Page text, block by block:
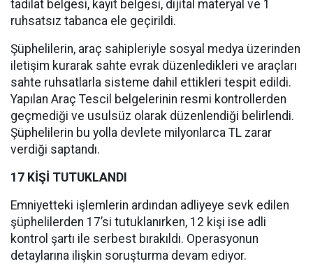
tadilat belgesi, kayıt belgesi, dijital materyal ve 1
ruhsatsız tabanca ele geçirildi.
Şüphelilerin, araç sahipleriyle sosyal medya üzerinden
iletişim kurarak sahte evrak düzenledikleri ve araçları
sahte ruhsatlarla sisteme dahil ettikleri tespit edildi.
Yapılan Araç Tescil belgelerinin resmi kontrollerden
geçmediği ve usulsüz olarak düzenlendiği belirlendi.
Şüphelilerin bu yolla devlete milyonlarca TL zarar
verdiği saptandı.
17 KİŞİ TUTUKLANDI
Emniyetteki işlemlerin ardından adliyeye sevk edilen
şüphelilerden 17’si tutuklanırken, 12 kişi ise adli
kontrol şartı ile serbest bırakıldı. Operasyonun
detaylarına ilişkin soruşturma devam ediyor.